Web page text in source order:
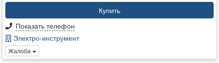
Купить
Показать телефон
Электро-инструмент
Жалоба